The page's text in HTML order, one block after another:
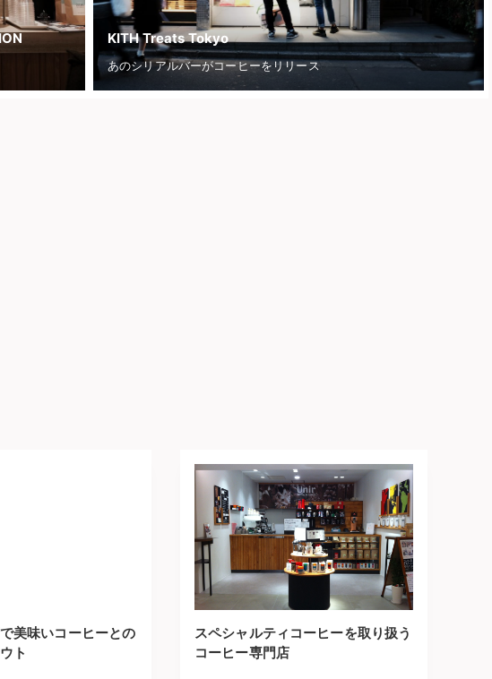
KITH Treats Tokyo
あのシリアルバーがコーヒーをリリース
美味いコーヒーとの
ト
スペシャルティコーヒーを取り扱う
コーヒー専門店